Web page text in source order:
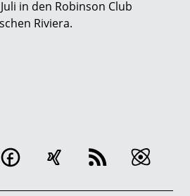
in den Robinson Club
Riviera.